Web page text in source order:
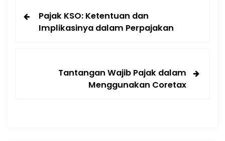
Pajak KSO: Ketentuan dan
Implikasinya dalam Perpajakan
Tantangan Wajib Pajak dalam
Menggunakan Coretax